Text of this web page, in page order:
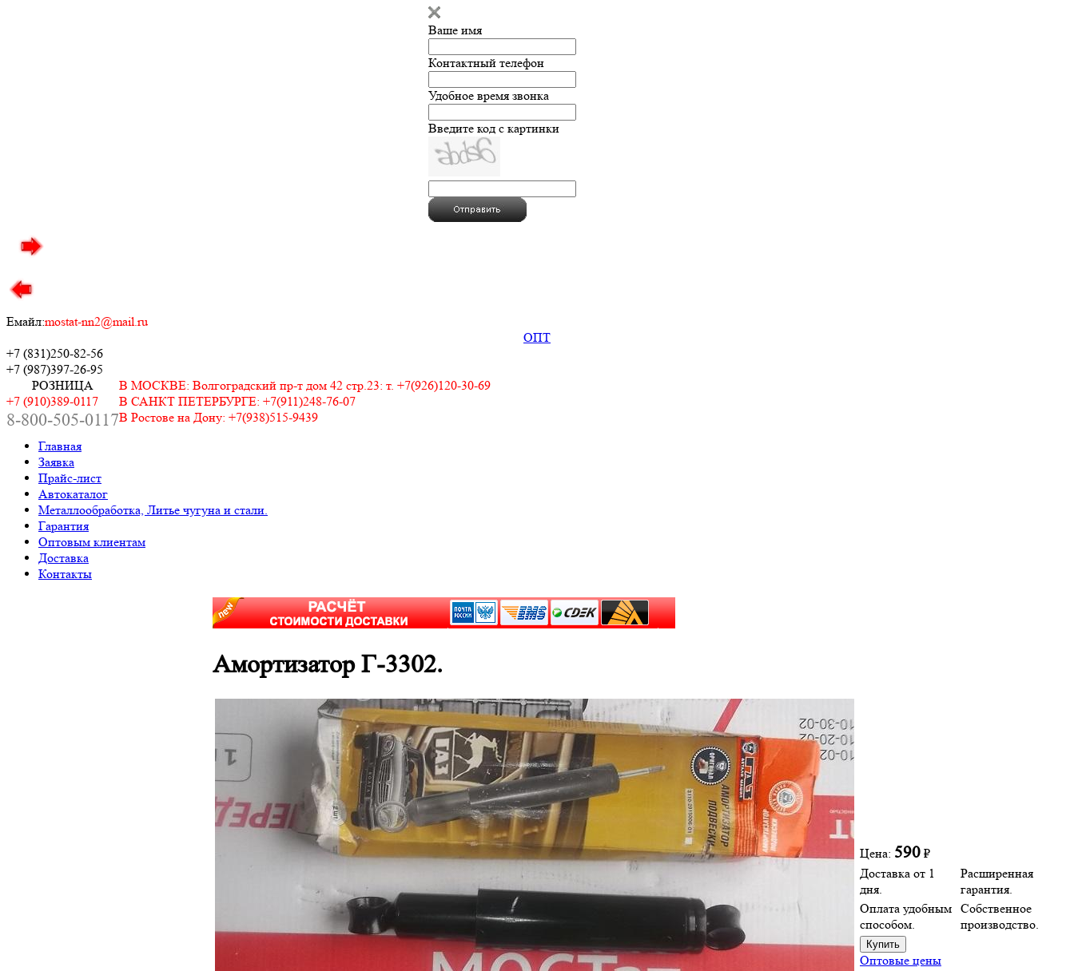
Ваше имя
Контактный телефон
Удобное время звонка
Введите код с картинки
Емайл:mostat-nn2@mail.ru
ОПТ
+7 (831)250-82-56
+7 (987)397-26-95
РОЗНИЦА
+7 (910)389-0117
8-800-505-0117
В МОСКВЕ: Волгоградский пр-т дом 42 стр.23: т. +7(926)120-30-69
В САНКТ ПЕТЕРБУРГЕ: +7(911)248-76-07
В Ростове на Дону: +7(938)515-9439
Главная
Заявка
Прайс-лист
Автокаталог
Металлообработка, Литье чугуна и стали.
Гарантия
Оптовым клиентам
Доставка
Контакты
Амортизатор Г-3302.
Цена: 590 ₽
Доставка от 1
дня.
Расширенная
гарантия.
Оплата удобным
способом.
Собственное
производство.
Оптовые цены